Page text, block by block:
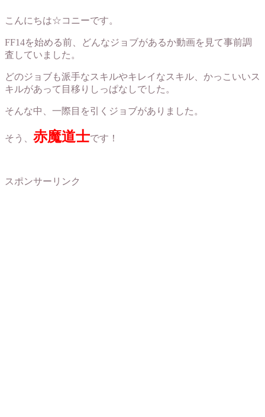
こんにちは☆コニーです。
FF14を始める前、どんなジョブがあるか動画を見て事前調
査していました。
どのジョブも派手なスキルやキレイなスキル、かっこいいス
キルがあって目移りしっぱなしでした。
そんな中、一際目を引くジョブがありました。
そう、 赤魔道士です！
スポンサーリンク